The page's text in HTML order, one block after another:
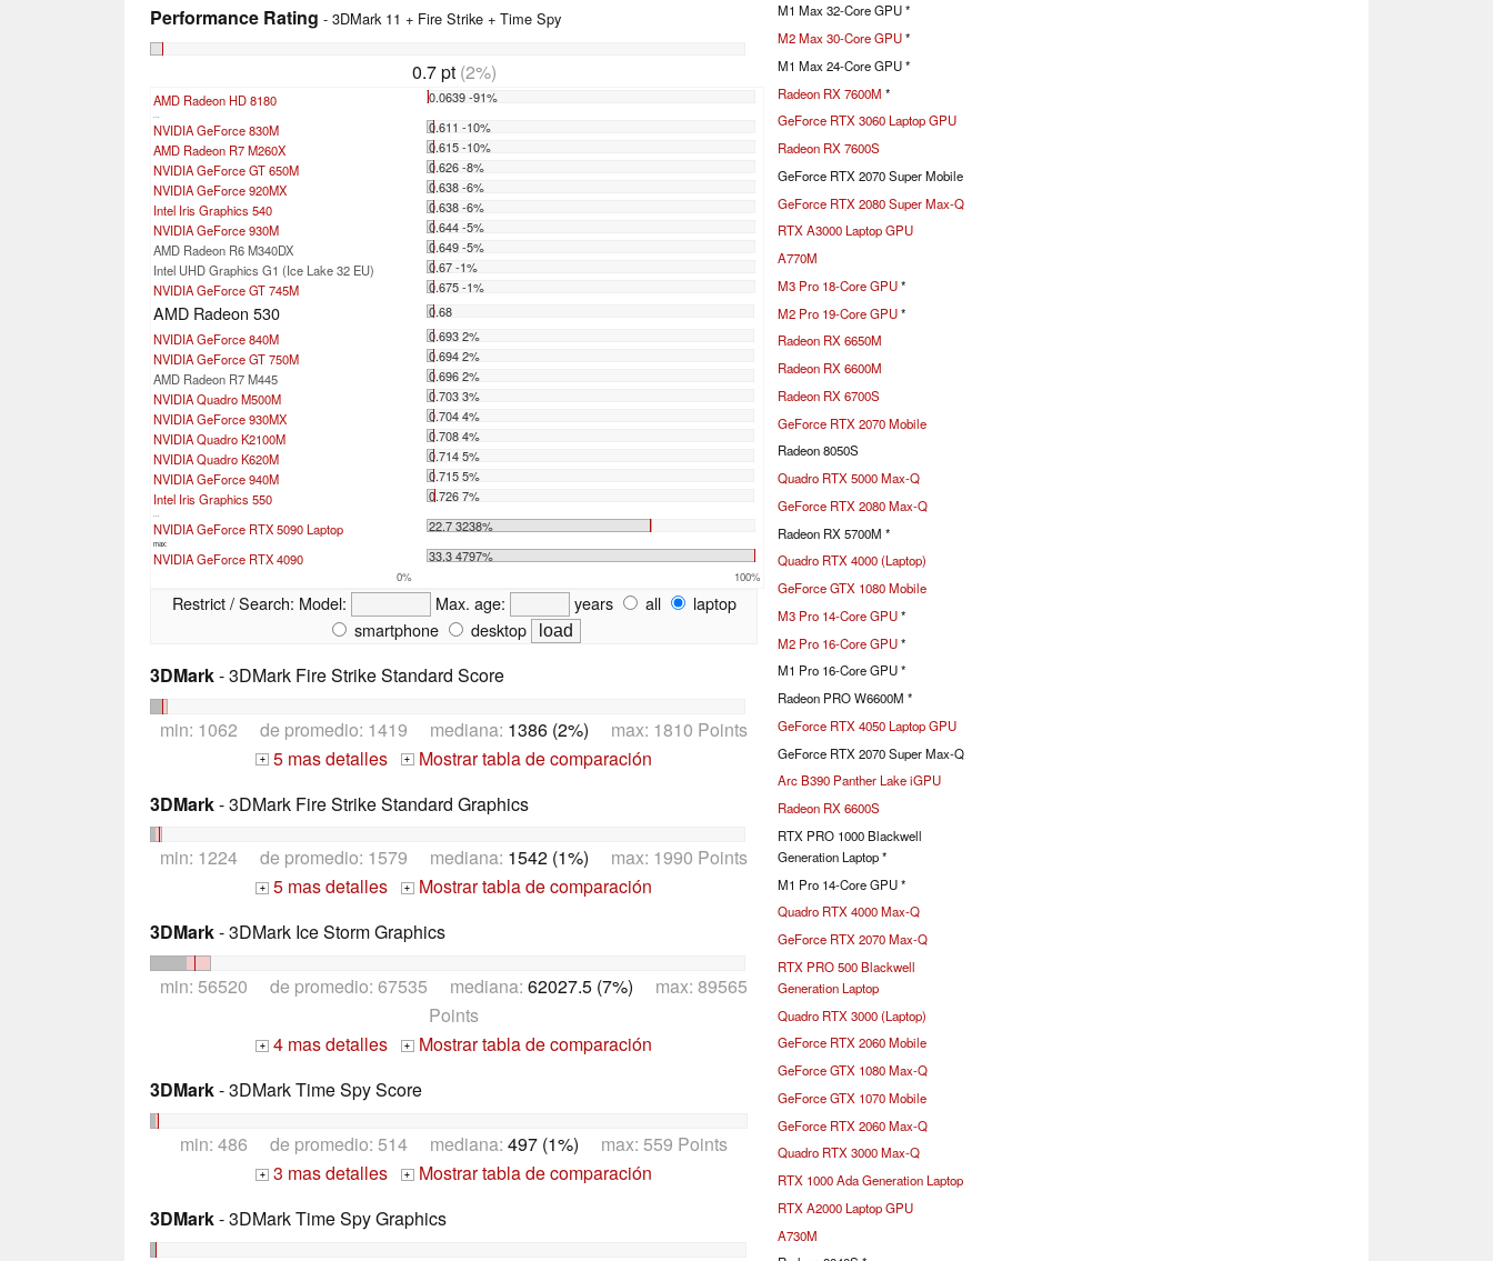
Performance Rating - 3DMark 11 + Fire Strike + Time Spy
0.7 pt(2%)
AMD Radeon HD 8180 0.0639 -91%
NVIDIA GeForce 830M
0.611 -10%
AMD Radeon R7 M260X
0.615 -10%
NVIDIA GeForce GT 650M
0.626 -8%
NVIDIA GeForce 920MX
0.638 -6%
Intel Iris Graphics 540
0.638 -6%
NVIDIA GeForce 930M
0.644 -5%
AMD Radeon R6 M340DX
0.649 -5%
Intel UHD Graphics G1 (Ice Lake 32 EU)
0.67 -1%
NVIDIA GeForce GT 745M
0.675 -1%
AMD Radeon 530
0.68
NVIDIA GeForce 840M
0.693 2%
NVIDIA GeForce GT 750M
0.694 2%
AMD Radeon R7 M445
0.696 2%
NVIDIA Quadro M500M
0.703 3%
NVIDIA GeForce 930MX
0.704 4%
NVIDIA Quadro K2100M
0.708 4%
NVIDIA Quadro K620M
0.714 5%
NVIDIA GeForce 940M
0.715 5%
Intel Iris Graphics 550
0.726 7%
NVIDIA GeForce RTX 5090 Laptop 22.7 3238%
max:
NVIDIA GeForce RTX 4090 33.3 4797%
0% 100%
Restrict / Search: Model: Max. age: years all
laptop
smartphone
desktop
3DMark- 3DMark Fire Strike Standard Score
min: 1062 de promedio: 1419 mediana: 1386 (2%) max: 1810 Points
+ 5 mas detalles + Mostrar tabla de comparación
3DMark- 3DMark Fire Strike Standard Graphics
min: 1224 de promedio: 1579 mediana: 1542 (1%) max: 1990 Points
+ 5 mas detalles + Mostrar tabla de comparación
3DMark- 3DMark Ice Storm Graphics
min: 56520 de promedio: 67535 mediana: 62027.5 (7%) max: 89565
Points
+ 4 mas detalles + Mostrar tabla de comparación
3DMark- 3DMark Time Spy Score
min: 486 de promedio: 514 mediana: 497 (1%) max: 559 Points
+ 3 mas detalles + Mostrar tabla de comparación
3DMark- 3DMark Time Spy Graphics
M1 Max 32-Core GPU *
M2 Max 30-Core GPU*
M1 Max 24-Core GPU *
Radeon RX 7600M *
GeForce RTX 3060 Laptop GPU
Radeon RX 7600S
GeForce RTX 2070 Super Mobile
GeForce RTX 2080 Super Max-Q
RTX A3000 Laptop GPU
A770M
M3 Pro 18-Core GPU*
M2 Pro 19-Core GPU*
Radeon RX 6650M
Radeon RX 6600M
Radeon RX 6700S
GeForce RTX 2070 Mobile
Radeon 8050S
Quadro RTX 5000 Max-Q
GeForce RTX 2080 Max-Q
Radeon RX 5700M *
Quadro RTX 4000 (Laptop)
GeForce GTX 1080 Mobile
M3 Pro 14-Core GPU*
M2 Pro 16-Core GPU*
M1 Pro 16-Core GPU *
Radeon PRO W6600M *
GeForce RTX 4050 Laptop GPU
GeForce RTX 2070 Super Max-Q
Arc B390 Panther Lake iGPU
Radeon RX 6600S
RTX PRO 1000 Blackwell
Generation Laptop *
M1 Pro 14-Core GPU *
Quadro RTX 4000 Max-Q
GeForce RTX 2070 Max-Q
RTX PRO 500 Blackwell
Generation Laptop
Quadro RTX 3000 (Laptop)
GeForce RTX 2060 Mobile
GeForce GTX 1080 Max-Q
GeForce GTX 1070 Mobile
GeForce RTX 2060 Max-Q
Quadro RTX 3000 Max-Q
RTX 1000 Ada Generation Laptop
RTX A2000 Laptop GPU
A730M